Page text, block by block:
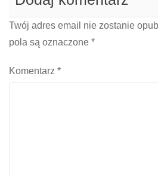
Twój adres email nie zostanie
pola są oznaczone *
Komentarz *